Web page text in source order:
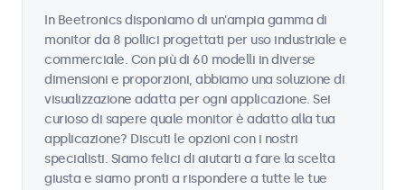
In Beetronics disponiamo di un'ampia gamma di
monitor da 8 pollici progettati per uso industriale e
commerciale. Con più di 60 modelli in diverse
dimensioni e proporzioni, abbiamo una soluzione di
visualizzazione adatta per ogni applicazione. Sei
curioso di sapere quale monitor è adatto alla tua
applicazione? Discuti le opzioni con i nostri
specialisti. Siamo felici di aiutarti a fare la scelta
giusta e siamo pronti a rispondere a tutte le tue